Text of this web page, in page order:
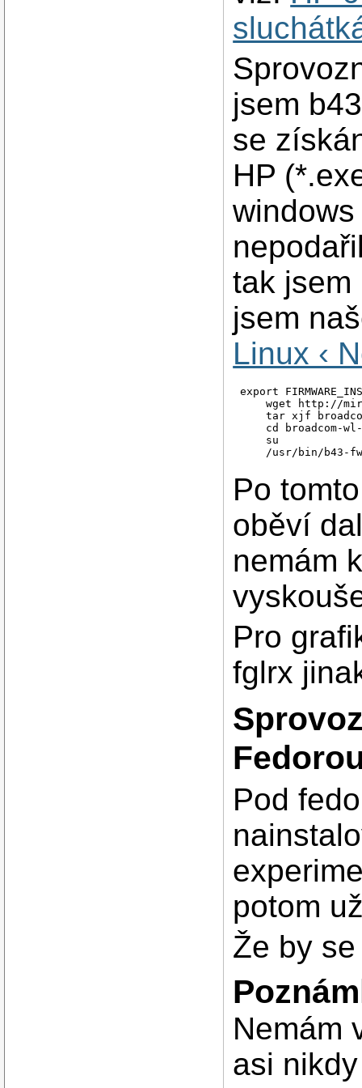
jsem
se
HP
tak jsem
jsem
Linux ‹
export
wget http://
tar xjf
cd broadcom-
    su
/usr/bin/b43-
Po
oběví
nemám
Pro
fglrx
Pod
potom
Že by
Nemám
asi